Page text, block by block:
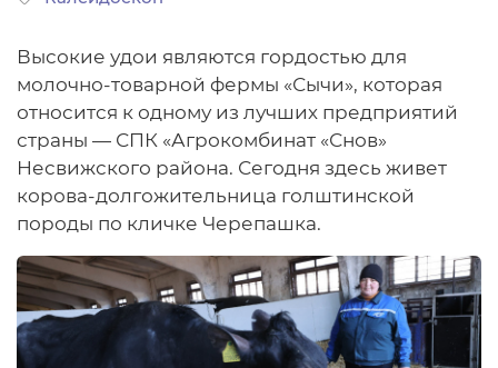
Высокие удои являются гордостью для
молочно-товарной фермы «Сычи», которая
относится к одному из лучших предприятий
страны — СПК «Агрокомбинат «Снов»
Несвижского района. Сегодня здесь живет
корова-долгожительница голштинской
породы по кличке Черепашка.